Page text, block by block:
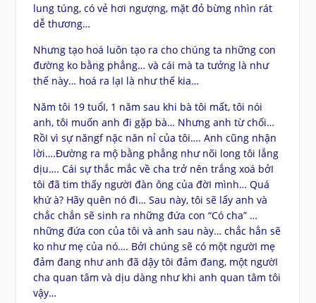
lung túng, có vẻ hơi ngượng, mặt đỏ bừng nhìn rát
dễ thương…
Nhưng tạo hoá luôn tạo ra cho chúng ta những con
đường ko bằng phẳng… và cái mà ta tưởng là như
thế này… hoá ra lạI là như thế kia…
Năm tôi 19 tuổI, 1 năm sau khi bà tôi mất, tôi nói
anh, tôi muốn anh đi gặp bà… Nhưng anh từ chối…
RồI vì sự năngf nặc năn nỉ của tôi…. Anh cũng nhận
lời….Đường ra mộ bằng phẳng như nõi long tôi lắng
dịu…. Cái sự thắc mắc về cha trở nên trắng xoá bởI
tôi đã tim thấy ngườI đàn ông của đờI mình… Quá
khứ à? Hãy quên nó đi… Sau này, tôi sẽ lấy anh và
chắc chắn sẽ sinh ra những đứa con “Có cha” …
những đứa con của tôi và anh sau này… chắc hẳn sẽ
ko như mẹ của nó…. BởI chúng sẽ có một ngườI mẹ
đảm đang như anh đã dậy tôi đảm đang, một ngườI
cha quan tâm và dịu dàng như khi anh quan tâm tôi
vậy…